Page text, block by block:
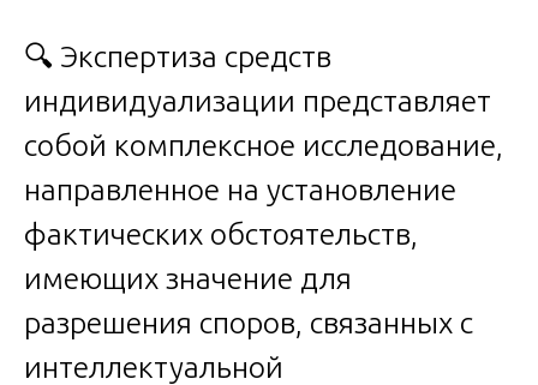
🔍 Экспертиза средств
индивидуализации представляет
собой комплексное исследование,
направленное на установление
фактических обстоятельств,
имеющих значение для
разрешения споров, связанных с
интеллектуальной